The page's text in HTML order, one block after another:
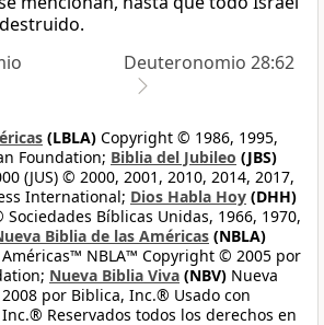
Deuteronomio 28:62
(LBLA) Copyright © 1986, 1995,
Foundation; Biblia del Jubileo (JBS)
(JUS) © 2000, 2001, 2010, 2014, 2017,
International; Dios Habla Hoy (DHH)
Bíblicas Unidas, 1966, 1970,
Biblia de las Américas (NBLA)
NBLA™ Copyright © 2005 por
Nueva Biblia Viva (NBV) Nueva
por Biblica, Inc.® Usado con
Reservados todos los derechos en